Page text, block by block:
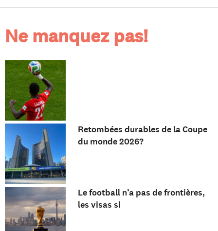
Ne manquez pas!
Retombées durables de la Coupe
du monde 2026?
Le football n’a pas de frontières,
les visas si